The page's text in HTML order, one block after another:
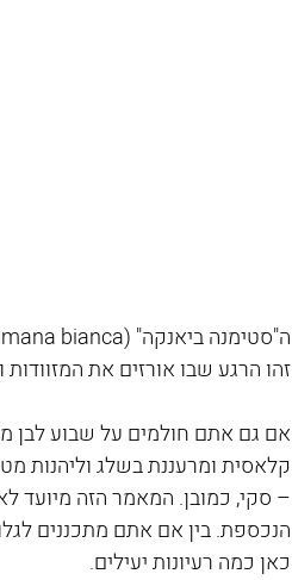
זהו הרגע שבו אורזים את
אם גם אתם חולמים על שבוע לבן
קלאסית ומרעננת בשלג וליהנות
– סקי, כמובן. המאמר הזה
הנכספת. בין אם אתם מתכננים
כאן כמה רעיונות יעילים.